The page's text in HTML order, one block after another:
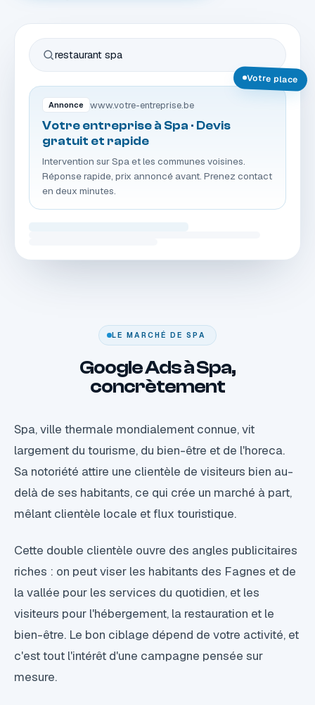
restaurant spa
Annonce www.votre-entreprise.be
Votre entreprise à Spa · Devis
gratuit et rapide
Intervention sur Spa et les communes voisines.
Réponse rapide, prix annoncé avant. Prenez contact
en deux minutes.
Votre place
LE MARCHÉ DE SPA
Google Ads à Spa,
concrètement
Spa, ville thermale mondialement connue, vit
largement du tourisme, du bien-être et de l'horeca.
Sa notoriété attire une clientèle de visiteurs bien au-
delà de ses habitants, ce qui crée un marché à part,
mêlant clientèle locale et flux touristique.
Cette double clientèle ouvre des angles publicitaires
riches : on peut viser les habitants des Fagnes et de
la vallée pour les services du quotidien, et les
visiteurs pour l'hébergement, la restauration et le
bien-être. Le bon ciblage dépend de votre activité, et
c'est tout l'intérêt d'une campagne pensée sur
mesure.